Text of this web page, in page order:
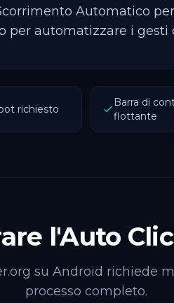
Automatico
per automatizzare i gesti
richiesto
Barra di
flottante
l'Auto
su Android richiede
processo completo.